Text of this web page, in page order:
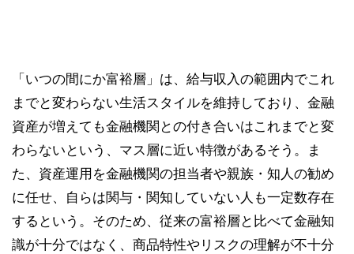
「いつの間にか富裕層」は、給与収入の範囲内でこれ
までと変わらない生活スタイルを維持しており、金融
資産が増えても金融機関との付き合いはこれまでと変
わらないという、マス層に近い特徴があるそう。ま
た、資産運用を金融機関の担当者や親族・知人の勧め
に任せ、自らは関与・関知していない人も一定数存在
するという。そのため、従来の富裕層と比べて金融知
識が十分ではなく、商品特性やリスクの理解が不十分